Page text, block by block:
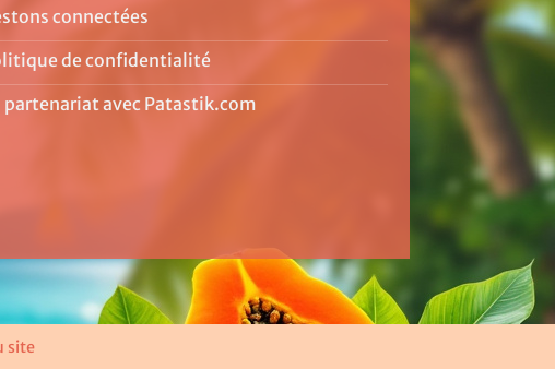
connectées
de confidentialité
partenariat avec Patastik.com
site